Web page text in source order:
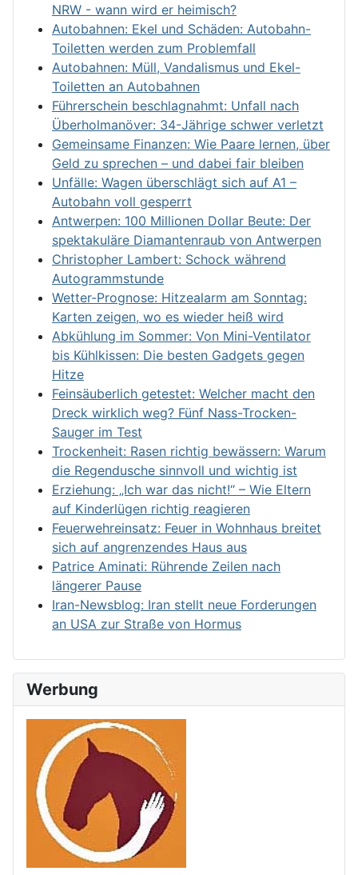
NRW - wann wird er heimisch?
Autobahnen: Ekel und Schäden: Autobahn-
Toiletten werden zum Problemfall
Autobahnen: Müll, Vandalismus und Ekel-
Toiletten an Autobahnen
Führerschein beschlagnahmt: Unfall nach
Überholmanöver: 34-Jährige schwer verletzt
Gemeinsame Finanzen: Wie Paare lernen, über
Geld zu sprechen – und dabei fair bleiben
Unfälle: Wagen überschlägt sich auf A1 –
Autobahn voll gesperrt
Antwerpen: 100 Millionen Dollar Beute: Der
spektakuläre Diamantenraub von Antwerpen
Christopher Lambert: Schock während
Autogrammstunde
Wetter-Prognose: Hitzealarm am Sonntag:
Karten zeigen, wo es wieder heiß wird
Abkühlung im Sommer: Von Mini-Ventilator
bis Kühlkissen: Die besten Gadgets gegen
Hitze
Feinsäuberlich getestet: Welcher macht den
Dreck wirklich weg? Fünf Nass-Trocken-
Sauger im Test
Trockenheit: Rasen richtig bewässern: Warum
die Regendusche sinnvoll und wichtig ist
Erziehung: „Ich war das nicht!“ – Wie Eltern
auf Kinderlügen richtig reagieren
Feuerwehreinsatz: Feuer in Wohnhaus breitet
sich auf angrenzendes Haus aus
Patrice Aminati: Rührende Zeilen nach
längerer Pause
Iran-Newsblog: Iran stellt neue Forderungen
an USA zur Straße von Hormus
Werbung